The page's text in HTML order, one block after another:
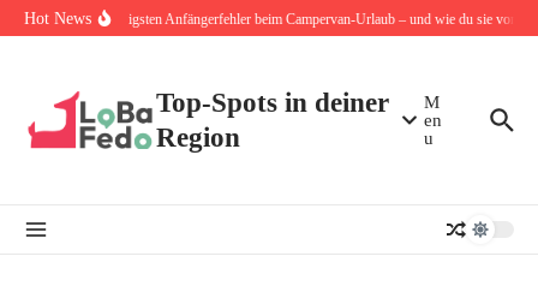
Zum Inhalt springen
Hot News
Die 10 häufigsten Anfängerfehler beim Campervan-Urlaub – und wie du sie von
Top-Spots in deiner
Region
M
en
u